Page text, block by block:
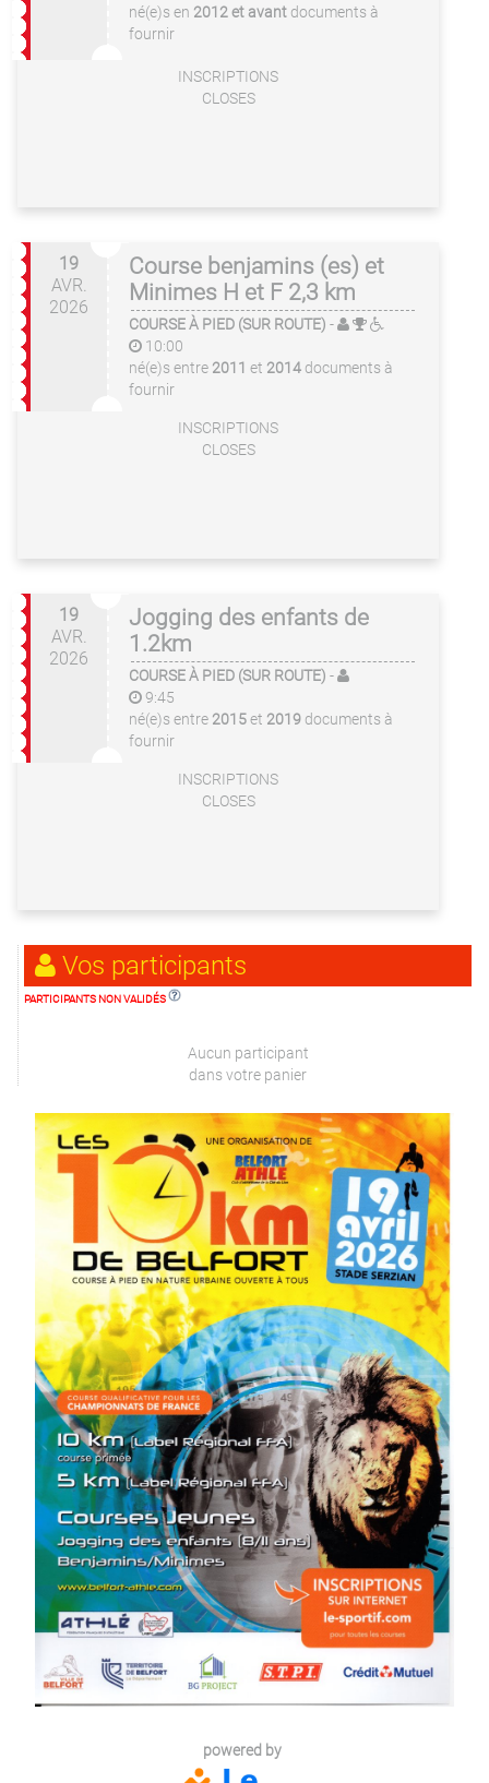
né(e)s en 2012 et avant documents à
fournir
INSCRIPTIONS
CLOSES
19
AVR.
2026
Course benjamins (es) et
Minimes H et F 2,3 km
COURSE À PIED (SUR ROUTE) -
10:00
né(e)s entre 2011 et 2014 documents à
fournir
INSCRIPTIONS
CLOSES
19
AVR.
2026
Jogging des enfants de
1.2km
COURSE À PIED (SUR ROUTE) -
9:45
né(e)s entre 2015et 2019 documents à
fournir
INSCRIPTIONS
CLOSES
Vos participants
PARTICIPANTS NON VALIDÉS
Aucun participant
dans votre panier
powered by